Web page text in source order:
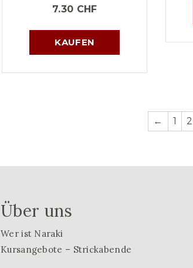
7.30 CHF
KAUFEN
← 1 2
Über uns
Wer ist Naraki
Kursangebote – Strickabende